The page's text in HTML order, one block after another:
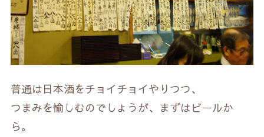
普通は日本酒をチョイチョイやりつつ、
つまみを愉しむのでしょうが、まずはビールか
ら。